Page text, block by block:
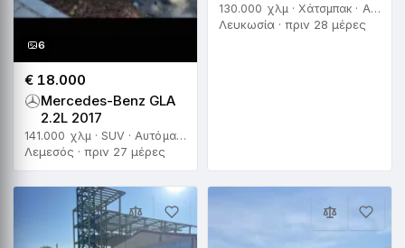
6
€ 18.000
Mercedes-Benz GLA
2.2L 2017
141.000 χλμ · SUV · Αυτόματο
Λεμεσός · πριν 27 μέρες
130.000 χλμ · Χάτσμπακ · Αυτόματο
Λευκωσία · πριν 28 μέρες